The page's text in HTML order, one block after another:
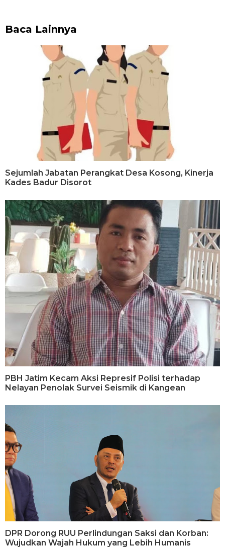
Baca Lainnya
Sejumlah Jabatan Perangkat Desa Kosong, Kinerja
Kades Badur Disorot
PBH Jatim Kecam Aksi Represif Polisi terhadap
Nelayan Penolak Survei Seismik di Kangean
DPR Dorong RUU Perlindungan Saksi dan Korban:
Wujudkan Wajah Hukum yang Lebih Humanis